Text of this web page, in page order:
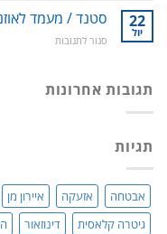
/
בעיות
תערובת
צמחים
וידאו
למניעת
ילדים
גאוני
22
יול
סטנד / מעמד
סגור לתגובותעל
מעמדתגובות אחרונות
תגיות
אבטחה אזעקה איירון מן
גיטרה קלאסית
דינוזאור